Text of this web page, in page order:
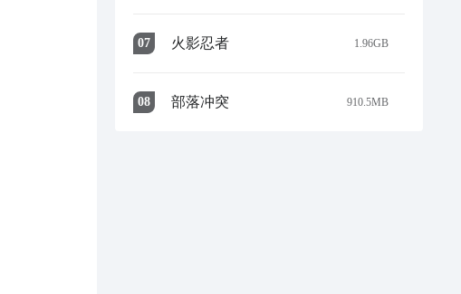
07 火影忍者 1.96GB
08 部落冲突 910.5MB